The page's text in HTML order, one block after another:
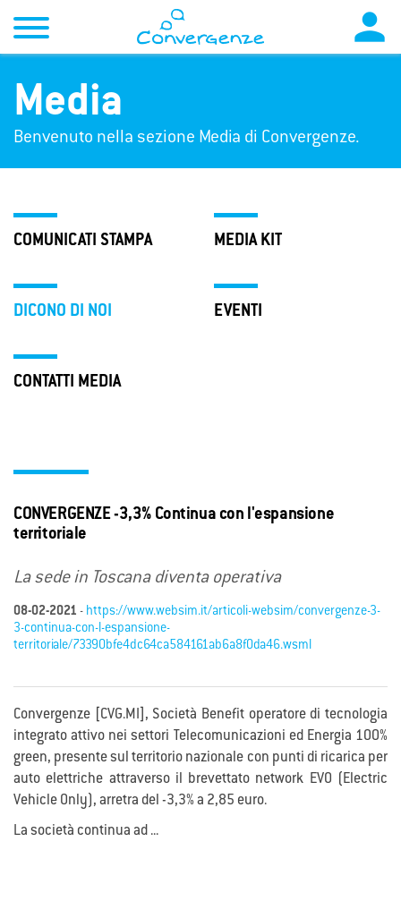

Media
Benvenuto nella sezione Media di Convergenze.
COMUNICATI STAMPA MEDIA KIT
DICONO DI NOI EVENTI
CONTATTI MEDIA
CONVERGENZE -3,3% Continua con l'espansione
territoriale
La sede in Toscana diventa operativa
08-02-2021 - https://www.websim.it/articoli-websim/convergenze-3-
3-continua-con-l-espansione-
territoriale/73390bfe4dc64ca584161ab6a8f0da46.wsml
Convergenze [CVG.MI], Società Benefit operatore di tecnologia
integrato attivo nei settori Telecomunicazioni ed Energia 100%
green, presente sul territorio nazionale con punti di ricarica per
auto elettriche attraverso il brevettato network EVO (Electric
Vehicle Only), arretra del -3,3% a 2,85 euro.
La società continua ad ...